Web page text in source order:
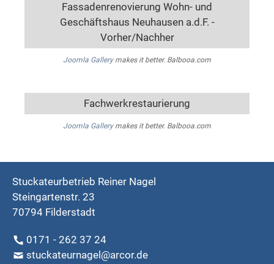
Fassadenrenovierung Wohn- und
Geschäftshaus Neuhausen a.d.F. -
Vorher/Nachher
Joomla Gallerymakes it better. Balbooa.com
Fachwerkrestaurierung
Joomla Gallerymakes it better. Balbooa.com
Stuckateurbetrieb Reiner Nagel
Steingartenstr. 23
70794 Filderstadt
0171 - 262 37 24
stuckateurnagel@arcor.de